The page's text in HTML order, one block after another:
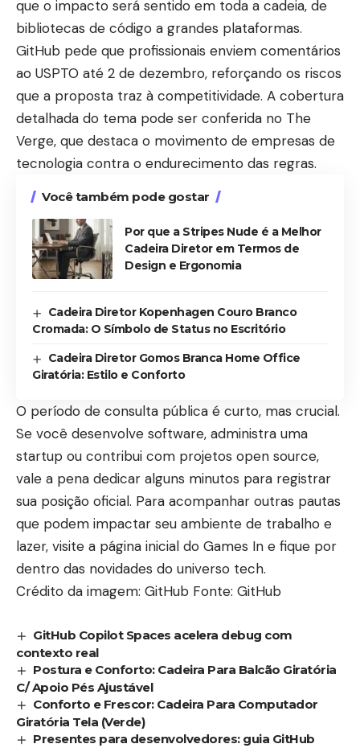
que o impacto será sentido em toda a cadeia, de
bibliotecas de código a grandes plataformas.
GitHub pede que profissionais enviem comentários
ao USPTO até 2 de dezembro, reforçando os riscos
que a proposta traz à competitividade. A cobertura
detalhada do tema pode ser conferida no The
Verge, que destaca o movimento de empresas de
tecnologia contra o endurecimento das regras.
Você também pode gostar
Por que a Stripes Nude é a Melhor
Cadeira Diretor em Termos de
Design e Ergonomia
Cadeira Diretor Kopenhagen Couro Branco
Cromada: O Símbolo de Status no Escritório
Cadeira Diretor Gomos Branca Home Office
Giratória: Estilo e Conforto
O período de consulta pública é curto, mas crucial.
Se você desenvolve software, administra uma
startup ou contribui com projetos open source,
vale a pena dedicar alguns minutos para registrar
sua posição oficial. Para acompanhar outras pautas
que podem impactar seu ambiente de trabalho e
lazer, visite a página inicial do Games In e fique por
dentro das novidades do universo tech.
Crédito da imagem: GitHub Fonte: GitHub
GitHub Copilot Spaces acelera debug com
contexto real
Postura e Conforto: Cadeira Para Balcão Giratória
C/ Apoio Pés Ajustável
Conforto e Frescor: Cadeira Para Computador
Giratória Tela (Verde)
Presentes para desenvolvedores: guia GitHub